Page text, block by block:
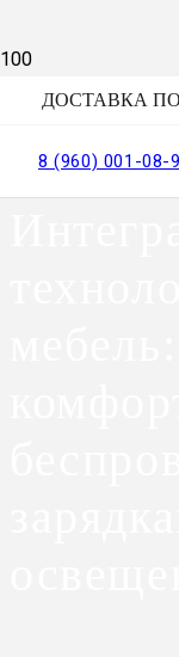
ДОСТАВКА
8 (960) 001-08-